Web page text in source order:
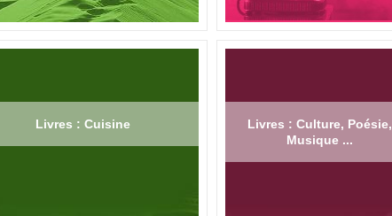
Livres : Cuisine
Livres : Culture, Poésie,
Musique ...